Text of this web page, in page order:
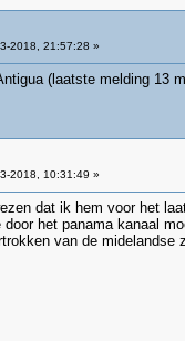
2018, 21:57:28 »
(laatste melding 13
2018, 10:31:49 »
dat ik hem voor het
het panama kanaal
van de midelandse